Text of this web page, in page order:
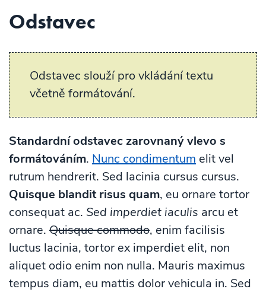
Odstavec
Odstavec slouží pro vkládání textu
včetně formátování.
Standardní odstavec zarovnaný vlevo s
formátováním. Nunc condimentum elit vel
rutrum hendrerit. Sed lacinia cursus cursus.
Quisque blandit risus quam, eu ornare tortor
consequat ac. Sed imperdiet iaculis arcu et
ornare. Quisque commodo, enim facilisis
luctus lacinia, tortor ex imperdiet elit, non
aliquet odio enim non nulla. Mauris maximus
tempus diam, eu mattis dolor vehicula in. Sed